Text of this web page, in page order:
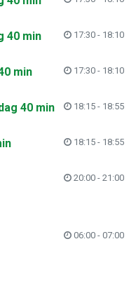
40 min
17:30 - 18:10
min
17:30 - 18:10
40 min
18:15 - 18:55
18:15 - 18:55
20:00 - 21:00
06:00 - 07:00